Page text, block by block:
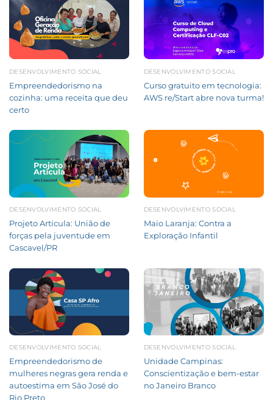
DESENVOLVIMENTO SOCIAL
Empreendedorismo na
cozinha: uma receita que deu
certo
DESENVOLVIMENTO SOCIAL
Curso gratuito em tecnologia:
AWS re/Start abre nova turma!
DESENVOLVIMENTO SOCIAL
Projeto Articula: União de
forças pela juventude em
Cascavel/PR
DESENVOLVIMENTO SOCIAL
Maio Laranja: Contra a
Exploração Infantil
DESENVOLVIMENTO SOCIAL
Empreendedorismo de
mulheres negras gera renda e
autoestima em São José do
Rio Preto
DESENVOLVIMENTO SOCIAL
Unidade Campinas:
Conscientização e bem-estar
no Janeiro Branco